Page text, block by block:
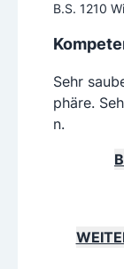
B.S. 1210
Sehr
phäre.
n.